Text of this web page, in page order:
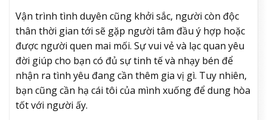
Vận trình tình duyên cũng khởi sắc, người còn độc
thân thời gian tới sẽ gặp người tâm đầu ý hợp hoặc
được người quen mai mối. Sự vui vẻ và lạc quan yêu
đời giúp cho bạn có đủ sự tinh tế và nhạy bén để
nhận ra tình yêu đang cần thêm gia vị gì. Tuy nhiên,
bạn cũng cần hạ cái tôi của mình xuống để dung hòa
tốt với người ấy.